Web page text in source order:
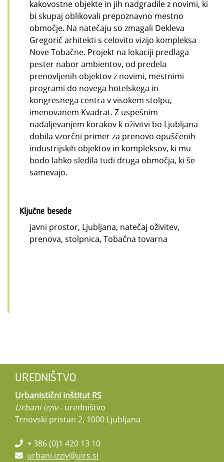
kakovostne objekte in jih nadgradile z novimi, ki
bi skupaj oblikovali prepoznavno mestno
območje. Na natečaju so zmagali Dekleva
Gregorič arhitekti s celovito vizijo kompleksa
Nove Tobačne. Projekt na lokaciji predlaga
pester nabor ambientov, od predela
prenovljenih objektov z novimi, mestnimi
programi do novega hotelskega in
kongresnega centra v visokem stolpu,
imenovanem Kvadrat. Z uspešnim
nadaljevanjem korakov k oživitvi bo Ljubljana
dobila vzorčni primer za prenovo opuščenih
industrijskih objektov in kompleksov, ki mu
bodo lahko sledila tudi druga območja, ki še
samevajo.
Ključne besede
javni prostor, Ljubljana, natečaj oživitev,
prenova, stolpnica, Tobačna tovarna
UREDNIŠTVO
Urbanistični inštitut RS
Urbani izziv- uredništvo
Trnovski pristan 2, 1000 Ljubljana
+ 386 (0)1 420 13 10
urbani.izziv@uirs.si